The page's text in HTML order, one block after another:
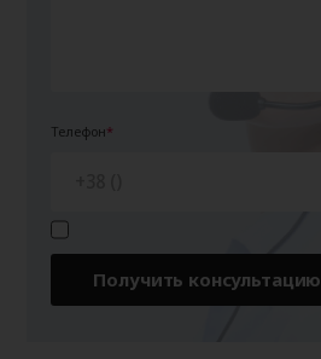
Телефон
Получить консультацию